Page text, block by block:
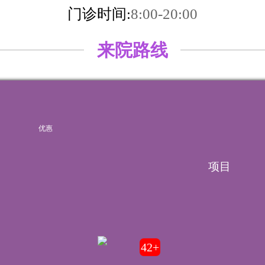
门诊时间:8:00-20:00
来院路线
优惠
42+
项目